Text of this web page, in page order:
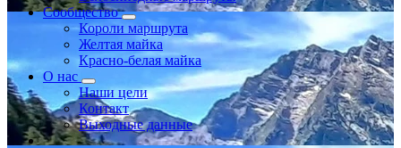
Сообщество
Короли маршрута
Желтая майка
Красно-белая майка
О нас
Наши цели
Контакт
Выходные данные